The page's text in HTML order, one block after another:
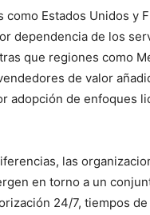
como Estados Unidos y
dependencia de los
que regiones como
de valor
adopción de enfoques
las
en torno a un
24/7, tiempos